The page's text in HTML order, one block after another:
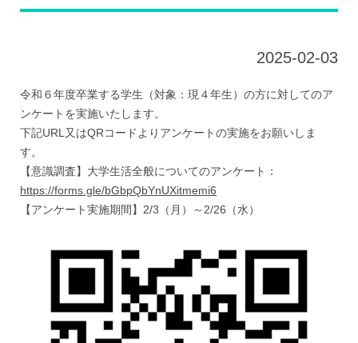
2025-02-03
令和６年度卒業する学生（対象：現４年生）の方に対してのア
ンケートを実施いたします。
下記URL又はQRコードよりアンケートの実施をお願いしま
す。
【意識調査】大学生活全般についてのアンケート：
https://forms.gle/bGbpQbYnUXitmemi6
【アンケート実施期間】2/3（月）～2/26（水）